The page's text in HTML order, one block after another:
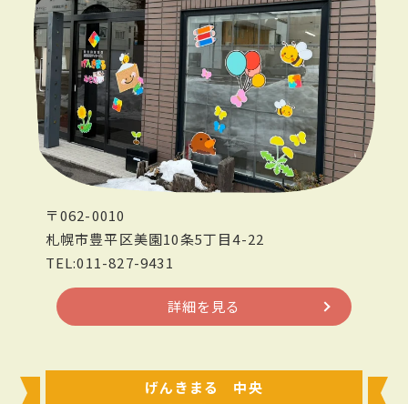
〒062-0010
札幌市豊平区美園10条5丁目4-22
TEL:011-827-9431
詳細を見る
げんきまる 中央